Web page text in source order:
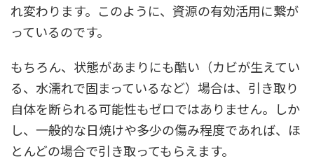
れ変わります。このように、資源の有効活用に繋が
っているのです。
もちろん、状態があまりにも酷い（カビが生えてい
る、水濡れで固まっているなど）場合は、引き取り
自体を断られる可能性もゼロではありません。しか
し、一般的な日焼けや多少の傷み程度であれば、ほ
とんどの場合で引き取ってもらえます。